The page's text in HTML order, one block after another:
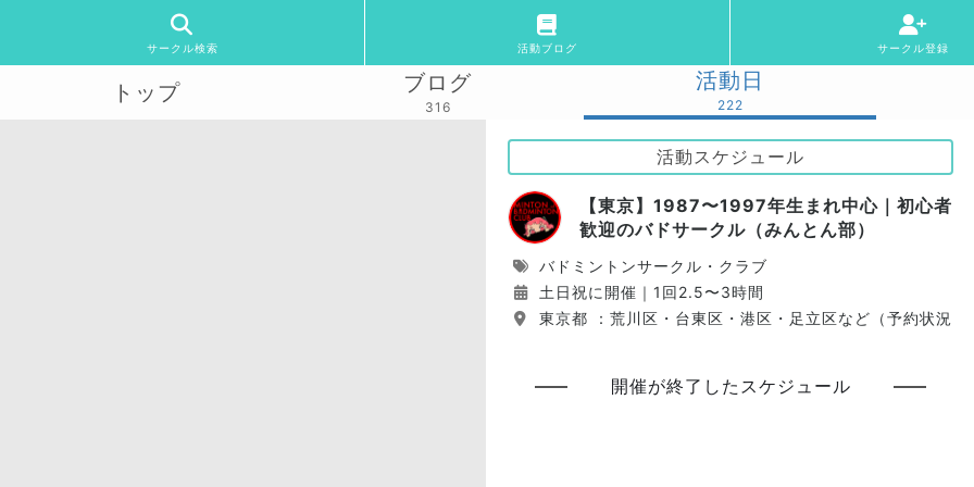
サークル検索 活動ブログ サークル登録
トップ ブログ
316
活動日
222
活動スケジュール
【東京】1987〜1997年生まれ中心｜初心者
歓迎のバドサークル（みんとん部）
バドミントンサークル・クラブ
土日祝に開催｜1回2.5〜3時間
東京都 ：荒川区・台東区・港区・足立区など（予約状況に
開催が終了したスケジュール